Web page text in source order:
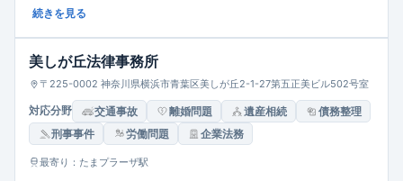
で幅広く対応。バリアフリー設計・完全個室・夜間休日相談も可
ある事務所です。
続きを見る
美しが丘法律事務所
〒225-0002 神奈川県横浜市青葉区美しが丘2-1-27第五正美ビル502号室
対応分野 交通事故 離婚問題 遺産相続
債務整理
刑事事件
労働問題 企業法務
最寄り：たまプラーザ駅